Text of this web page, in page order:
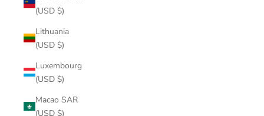
(USD $)
Lithuania
(USD $)
Luxembourg
(USD $)
Macao SAR
(USD $)